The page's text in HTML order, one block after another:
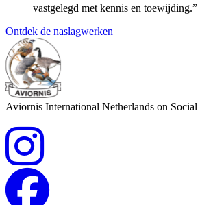
vastgelegd met kennis en toewijding.”
Ontdek de naslagwerken
Aviornis International Netherlands on Social